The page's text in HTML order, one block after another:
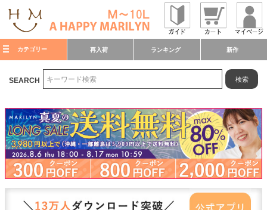
カテゴリー 再入荷 ランキング 新作
SEARCH 検索